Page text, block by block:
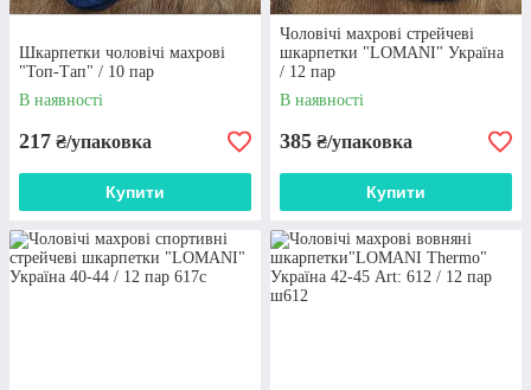
«Еврика»
ВИСОКА ЯКІСТЬ
Шкарпетки чоловічі махрові
"Топ-Тап" / 10 пар
В наявності
217 ₴/упаковка
Купити
Чоловічі махрові стрейчеві
шкарпетки "LOMANI" Україна
/ 12 пар
В наявності
385 ₴/упаковка
Купити